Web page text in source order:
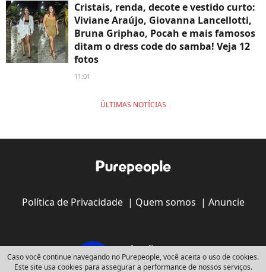
Cristais, renda, decote e vestido curto:
Viviane Araújo, Giovanna Lancellotti,
Bruna Griphao, Pocah e mais famosos
ditam o dress code do samba! Veja 12
fotos
11:01
ÚLTIMAS NOTÍCIAS
Política de Privacidade| Quem somos | Anuncie
Caso você continue navegando no Purepeople, você aceita o uso de cookies.
Este site usa cookies para assegurar a performance de nossos serviços.